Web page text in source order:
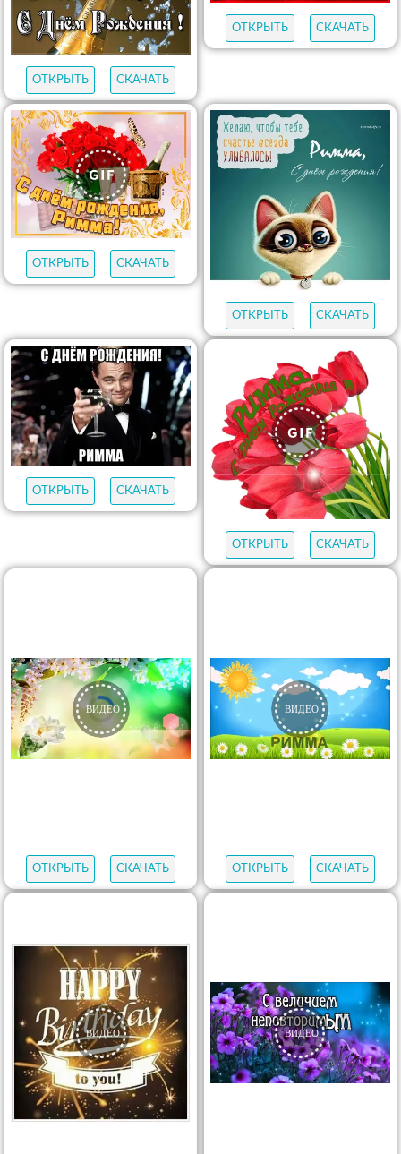
ОТКРЫТЬ СКАЧАТЬ
ОТКРЫТЬ СКАЧАТЬ
ОТКРЫТЬ СКАЧАТЬ
ОТКРЫТЬ СКАЧАТЬ
ОТКРЫТЬ СКАЧАТЬ
ОТКРЫТЬ СКАЧАТЬ
ОТКРЫТЬ СКАЧАТЬ ОТКРЫТЬ СКАЧАТЬ